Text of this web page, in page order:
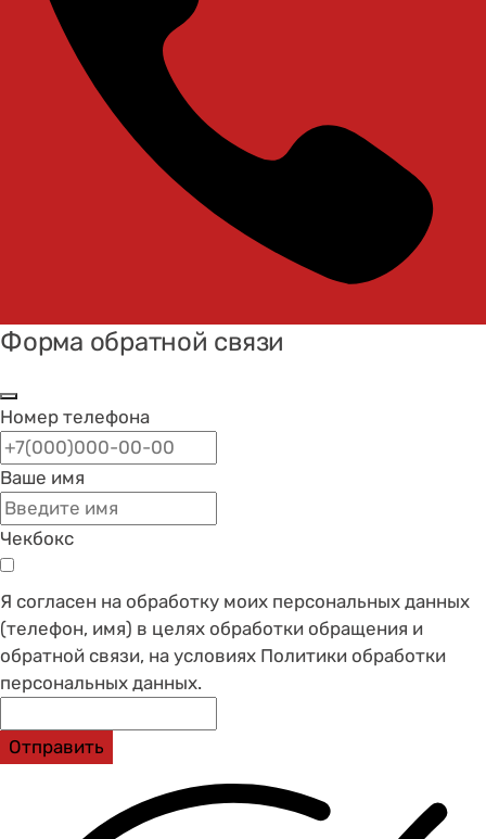
Форма обратной связи
Номер телефона
Ваше имя
Чекбокс
Я согласен на обработку моих персональных данных
(телефон, имя) в целях обработки обращения и
обратной связи, на условиях Политики обработки
персональных данных.
Отправить